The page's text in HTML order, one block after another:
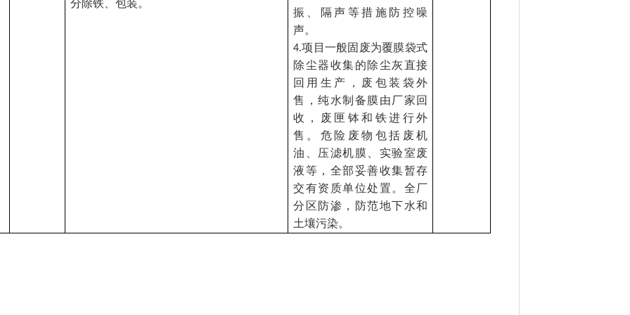
分除铁、包装。
振、隔声等措施防控噪
声。
4.项目一般固废为覆膜袋式
除尘器收集的除尘灰直接
回用生产，废包装袋外
售，纯水制备膜由厂家回
收，废匣钵和铁进行外
售。危险废物包括废机
油、压滤机膜、实验室废
液等，全部妥善收集暂存
交有资质单位处置。全厂
分区防渗，防范地下水和
土壤污染。